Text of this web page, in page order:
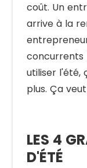
coût. Un
arrive à la
concurrents
utiliser l'été,
plus. Ça
LES 4
D'ÉTÉ